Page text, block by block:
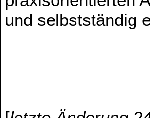
und selbstständig